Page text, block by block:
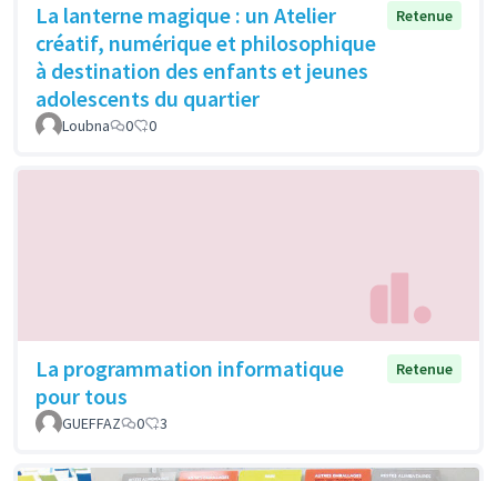
La lanterne magique : un Atelier
créatif, numérique et philosophique
à destination des enfants et jeunes
adolescents du quartier
Retenue
Loubna 0 0
La programmation informatique
pour tous
Retenue
GUEFFAZ 0 3